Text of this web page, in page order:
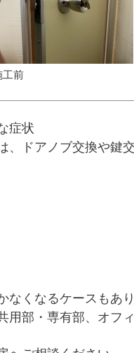
工前
症状
、ドアノブ交換や鍵
くなるケースもあり
用部・専有部、オフ